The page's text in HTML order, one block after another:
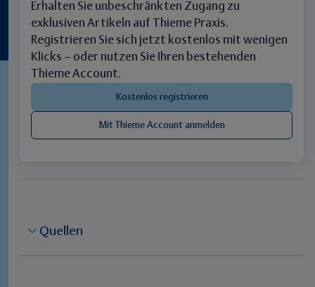
Erhalten Sie unbeschränkten Zugang zu
exklusiven Artikeln auf Thieme Praxis.
Registrieren Sie sich jetzt kostenlos mit wenigen
Klicks – oder nutzen Sie Ihren bestehenden
Thieme Account.
Quellen